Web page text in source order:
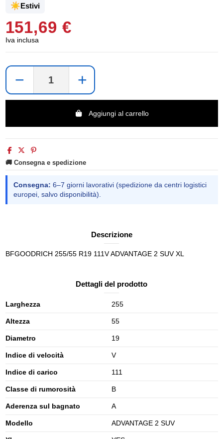
☀️Estivi
151,69 €
Iva inclusa
− +
Aggiungi al carrello
🚚 Consegna e spedizione
Consegna: 6–7 giorni lavorativi (spedizione da centri logistici
europei, salvo disponibilità).
Descrizione
BFGOODRICH 255/55 R19 111V ADVANTAGE 2 SUV XL
Dettagli del prodotto
Larghezza 255
Altezza 55
Diametro 19
Indice di velocità V
Indice di carico 111
Classe di rumorosità B
Aderenza sul bagnato A
Modello ADVANTAGE 2 SUV